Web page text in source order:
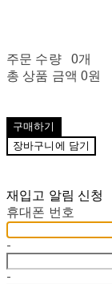
주문 수량
0개
총 상품 금액 0원
구매하기
장바구니에 담기
재입고 알림 신청
휴대폰 번호
-
-